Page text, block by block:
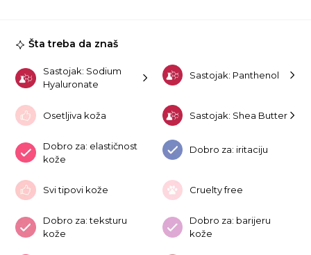
Šta treba da znaš
Sastojak: Sodium
Hyaluronate
Sastojak: Panthenol
Osetljiva koža Sastojak: Shea Butter
Dobro za: elastičnost
kože
Dobro za: iritaciju
Svi tipovi kože Cruelty free
Dobro za: teksturu
kože
Dobro za: barijeru
kože